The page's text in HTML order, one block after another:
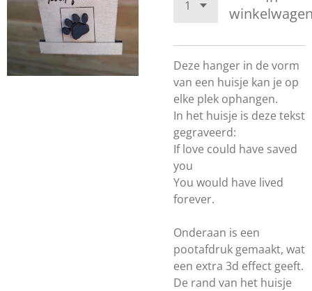
Deze hanger in de vorm
van een huisje kan je op
elke plek ophangen.
In het huisje is deze tekst
gegraveerd:
If love could have saved
you
You would have lived
forever.
Onderaan is een
pootafdruk gemaakt, wat
een extra 3d effect geeft.
De rand van het huisje